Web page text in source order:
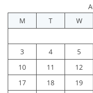
M
T W
3
4 5
10
11 12
17
18 19